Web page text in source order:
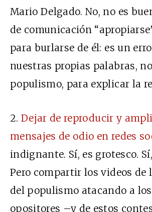
Mario Delgado. No, no es
de comunicación
para burlarse de él: es un
nuestras propias palabras,
populismo, para explicar la
2.Dejar de reproducir y
mensajes de odio en redes
indignante. Sí, es grotesco.
Pero compartir los videos de
del populismo atacando a
opositores –y de estos